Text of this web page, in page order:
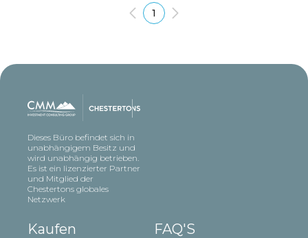
1
Dieses Büro befindet sich in
unabhängigem Besitz und
wird unabhängig betrieben.
Es ist ein lizenzierter Partner
und Mitglied der
Chestertons globales
Netzwerk
Kaufen
FAQ'S